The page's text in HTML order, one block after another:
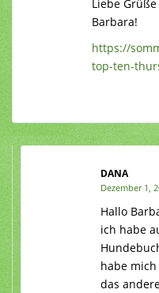
Liebe Grüße
Barbara!
https://
top-ten-
DANA
Dezember 1,
Hallo
ich habe
habe
das